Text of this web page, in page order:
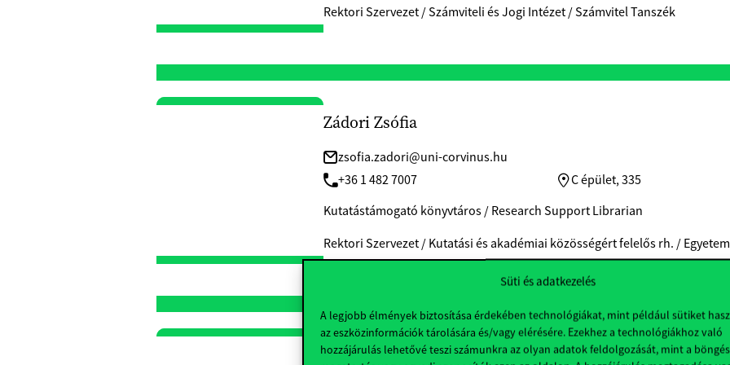
Süti és adatkezelés
A legjobb élmények biztosítása érdekében technológiákat, mint például sütiket
az eszközinformációk tárolására és/vagy elérésére. Ezekhez a technológiákhoz való
hozzájárulás lehetővé teszi számunkra az olyan adatok feldolgozását, mint a
Rektori Szervezet / Számviteli és Jogi Intézet / Számvitel Tanszék
Zádori Zsófia
zsofia.zadori@uni-corvinus.hu
+36 1 482 7007
C épület, 335
Kutatástámogató könyvtáros / Research Support Librarian
Rektori Szervezet / Kutatási és akadémiai közösségért felelős rh. /
Dr. Yusifzada Leyla